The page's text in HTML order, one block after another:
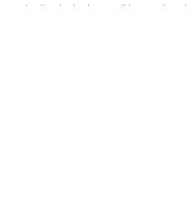
estudiantado desarrolló